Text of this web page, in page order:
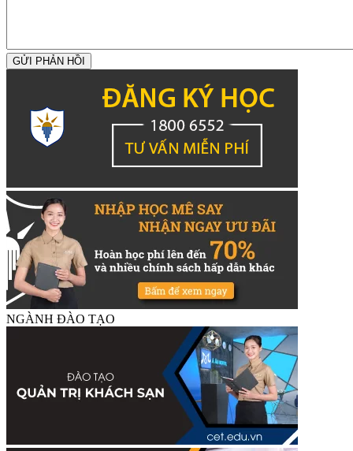
GỬI PHẢN HỒI
NGÀNH ĐÀO TẠO